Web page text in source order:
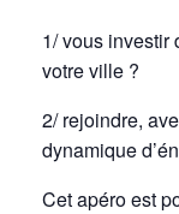
1/ vous investir
votre ville ?
2/ rejoindre,
dynamique
Cet apéro est